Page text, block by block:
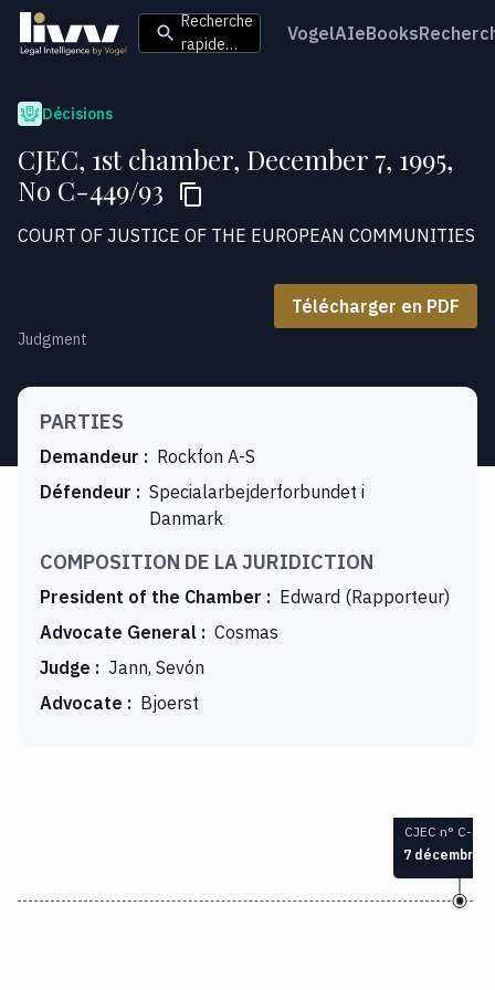
Recherche
rapide…
VogelAIeBooks
Décisions
CJEC, 1st chamber, December 7, 1995,
No C-449/93
COURT OF JUSTICE OF THE EUROPEAN COMMUNITIES
Télécharger en PDF
Judgment
PARTIES
Demandeur : Rockfon A-S
Défendeur : Specialarbejderforbundet i
Danmark
COMPOSITION DE LA JURIDICTION
President of the Chamber : Edward (Rapporteur)
Advocate General : Cosmas
Judge : Jann, Sevón
Advocate : Bjoerst
CJEC n° C-
7 décembre